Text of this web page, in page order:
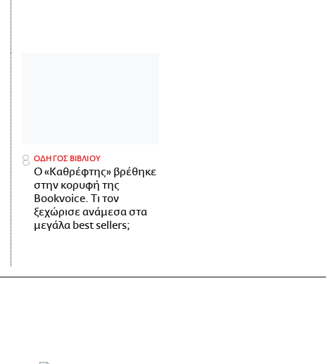
ΟΔΗΓΟΣ ΒΙΒΛΙΟΥ
Ο «Καθρέφτης» βρέθηκε
στην κορυφή της
Bookvoice. Τι τον
ξεχώρισε ανάμεσα στα
μεγάλα best sellers;